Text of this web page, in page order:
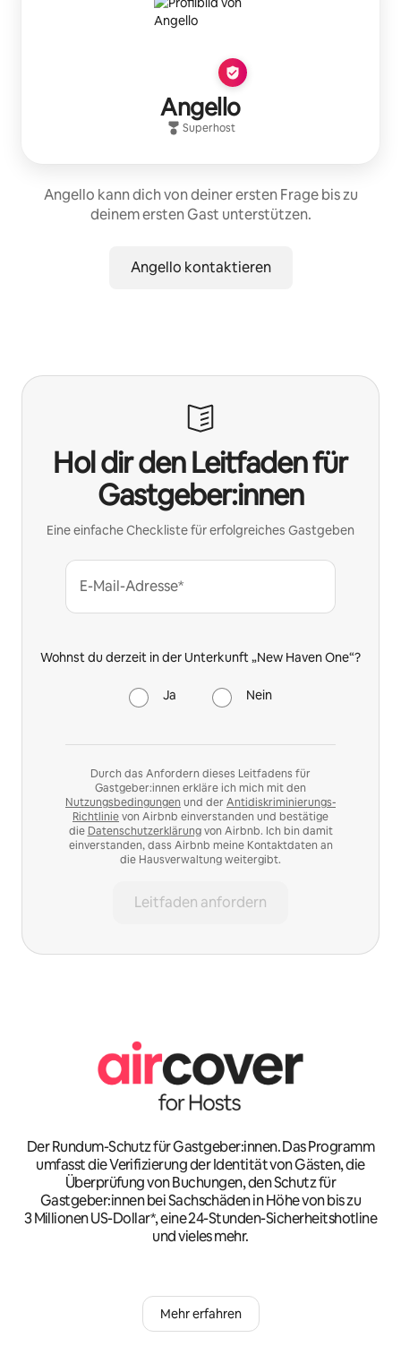
Angello
Superhost
Angello kann dich von deiner ersten Frage bis zu
deinem ersten Gast unterstützen.
Angello kontaktieren
Hol dir den Leitfaden für
Gastgeber:innen
Eine einfache Checkliste für erfolgreiches Gastgeben
E-Mail-Adresse*
Wohnst du derzeit in der Unterkunft „New Haven One“?
Ja Nein
Durch das Anfordern dieses Leitfadens für
Gastgeber:innen erkläre ich mich mit den
Nutzungsbedingungen und der Antidiskriminierungs-
Richtlinievon Airbnb einverstanden und bestätige
die Datenschutzerklärungvon Airbnb. Ich bin damit
einverstanden, dass Airbnb meine Kontaktdaten an
die Hausverwaltung weitergibt.
Leitfaden anfordern
Der Rundum-Schutz für Gastgeber:innen. Das Programm
umfasst die Verifizierung der Identität von Gästen, die
Überprüfung von Buchungen, den Schutz für
Gastgeber:innen bei Sachschäden in Höhe von bis zu
3 Millionen US-Dollar*, eine 24-Stunden-Sicherheitshotline
und vieles mehr.
Mehr erfahren